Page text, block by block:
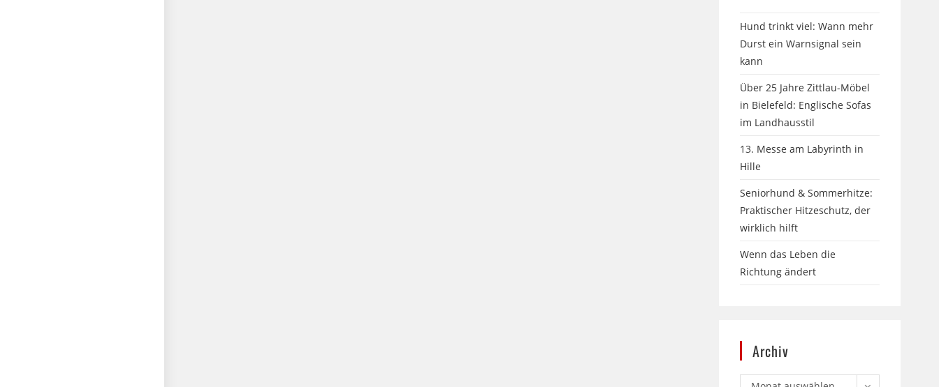
Hund trinkt viel: Wann mehr
Durst ein Warnsignal sein
kann
Über 25 Jahre Zittlau-Möbel
in Bielefeld: Englische Sofas
im Landhausstil
13. Messe am Labyrinth in
Hille
Seniorhund & Sommerhitze:
Praktischer Hitzeschutz, der
wirklich hilft
Wenn das Leben die
Richtung ändert
Archiv